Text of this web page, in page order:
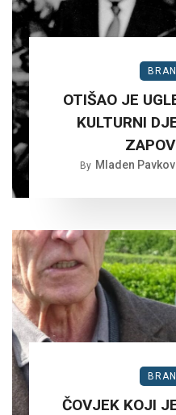
OTIŠAO JE
KULTURNI
By Mladen
ČOVJEK KOJI